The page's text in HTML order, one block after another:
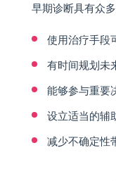
早期诊断具有众多
使用治疗手段
有时间规划未
能够参与重要
设立适当的辅
减少不确定性